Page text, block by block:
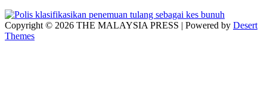
Copyright © 2026 THE MALAYSIA PRESS | Powered by Desert
Themes